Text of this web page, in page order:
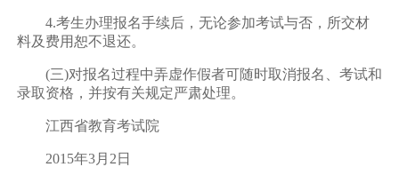
4.考生办理报名手续后，无论参加考试与否，所交材
料及费用恕不退还。
(三)对报名过程中弄虚作假者可随时取消报名、考试和
录取资格，并按有关规定严肃处理。
江西省教育考试院
2015年3月2日